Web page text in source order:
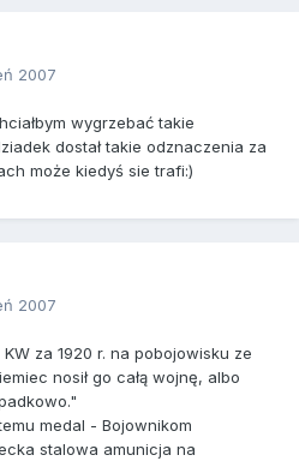
2007
wygrzebać takie
dostał takie odznaczenia za
może kiedyś sie trafi:)
2007
za 1920 r. na pobojowisku ze
nosił go całą wojnę, albo
medal - Bojownikom
stalowa amunicja na